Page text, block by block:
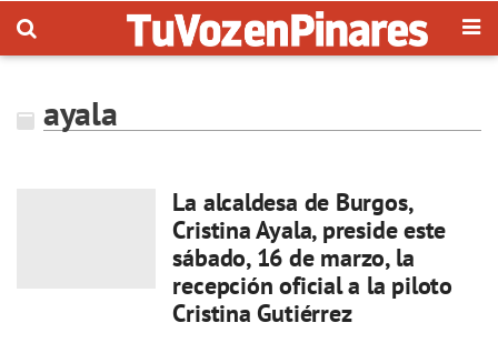
ayala
La alcaldesa de Burgos,
Cristina Ayala, preside este
sábado, 16 de marzo, la
recepción oficial a la piloto
Cristina Gutiérrez